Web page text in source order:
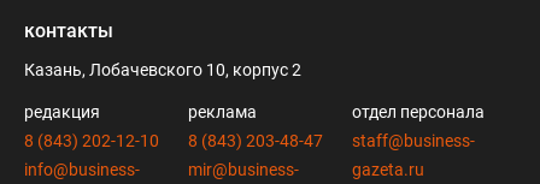
контакты
Казань, Лобачевского 10, корпус 2
редакция
8 (843) 202-12-10
info@business-
реклама
8 (843) 203-48-47
mir@business-
отдел персонала
staff@business-
gazeta.ru